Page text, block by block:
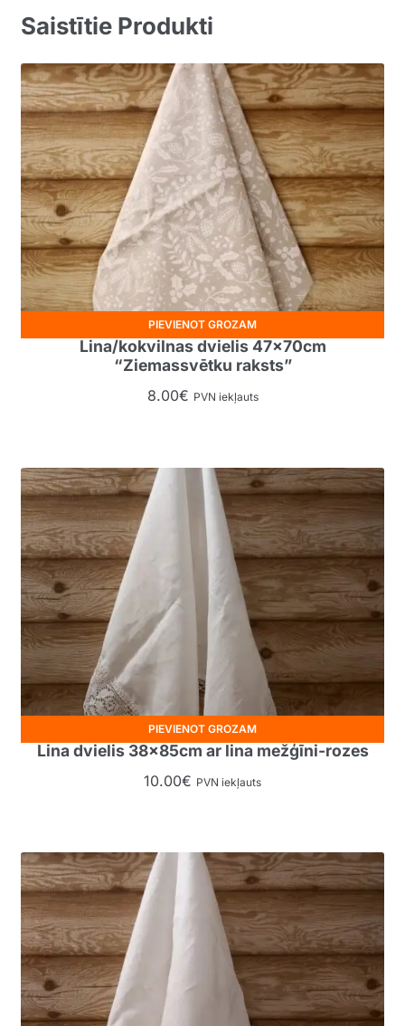
Saistītie Produkti
Lina/kokvilnas dvielis 47x70cm
“Ziemassvētku raksts”
8.00€ PVN iekļauts
PIEVIENOT GROZAM
Lina dvielis 38x85cm ar lina mežģīni-rozes
10.00€ PVN iekļauts
PIEVIENOT GROZAM